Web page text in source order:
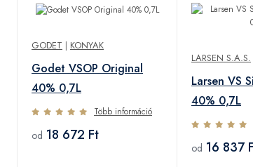
GODET | KONYAK
Godet VSOP Original
40% 0,7L
Több információ
od 18 672 Ft
LARSEN S.A.S.
Larsen VS
40% 0,7L
od 16 837